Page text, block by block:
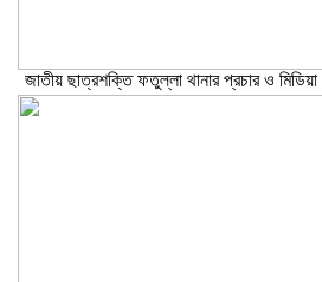
জাতীয় ছাত্রশক্তি ফতুল্লা থানার প্রচার ও